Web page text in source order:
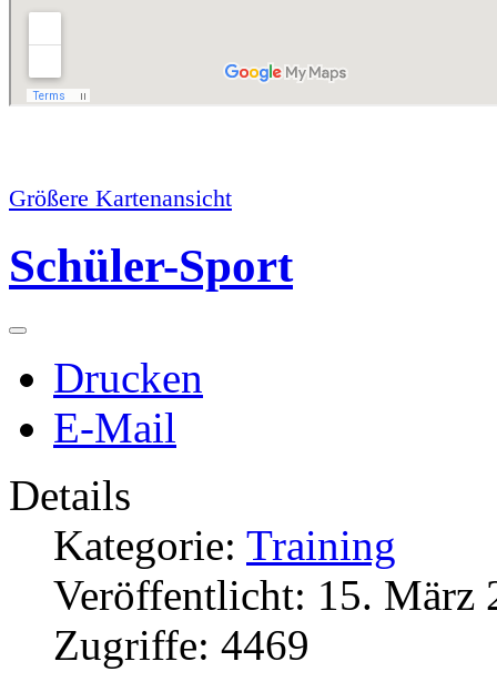
Größere Kartenansicht
Schüler-Sport
Drucken
E-Mail
Details
Kategorie: Training
Veröffentlicht: 15. März
Zugriffe: 4469